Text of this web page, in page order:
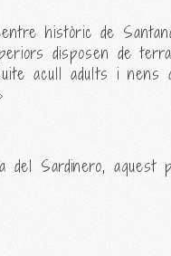
històric de
disposen de
acull adults i
Sardinero,